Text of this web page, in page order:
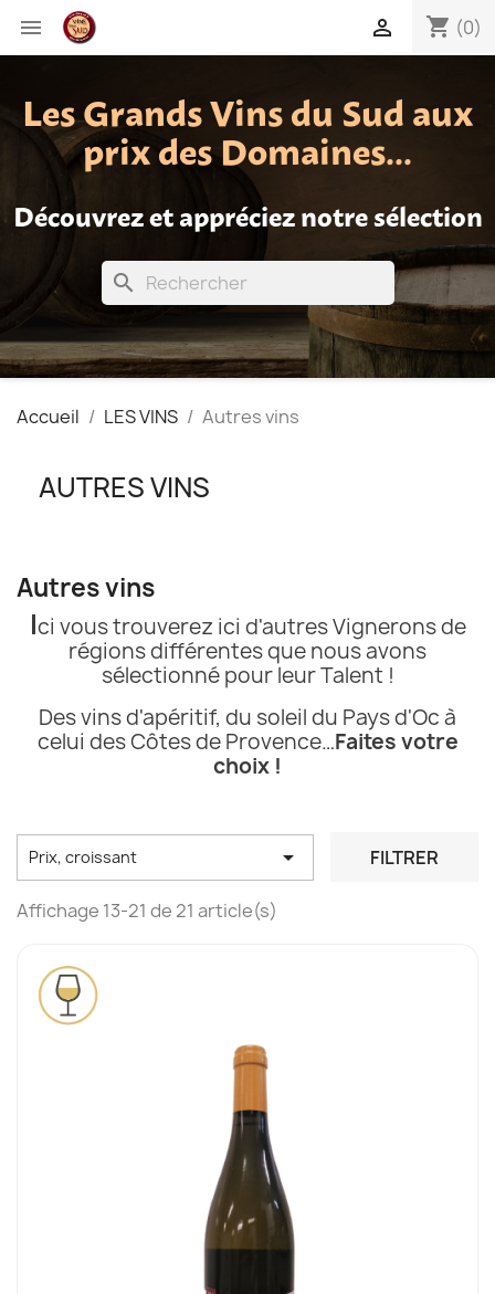
 shopping_cart (0)

Les Grands Vins du Sud aux
prix des Domaines...
Découvrez et appréciez notre sélection
search
Accueil LES VINS Autres vins
AUTRES VINS
Autres vins
Ici vous trouverez ici d'autres Vignerons de
régions différentes que nous avons
sélectionné pour leur Talent !
Des vins d'apéritif, du soleil du Pays d'Oc à
celui des Côtes de Provence…Faites votre
choix !
Prix, croissant  FILTRER
Affichage 13-21 de 21 article(s)